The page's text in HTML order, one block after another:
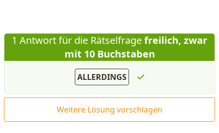
1 Antwort für die Rätselfragefreilich, zwar
mit 10 Buchstaben
ALLERDINGS
Weitere Lösung vorschlagen